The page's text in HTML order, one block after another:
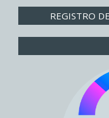
REGISTRO